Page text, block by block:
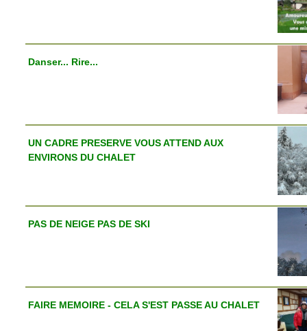
Danser... Rire...
UN CADRE PRESERVE VOUS ATTEND AUX
ENVIRONS DU CHALET
PAS DE NEIGE PAS DE SKI
FAIRE MEMOIRE - CELA S'EST PASSE AU CHALET